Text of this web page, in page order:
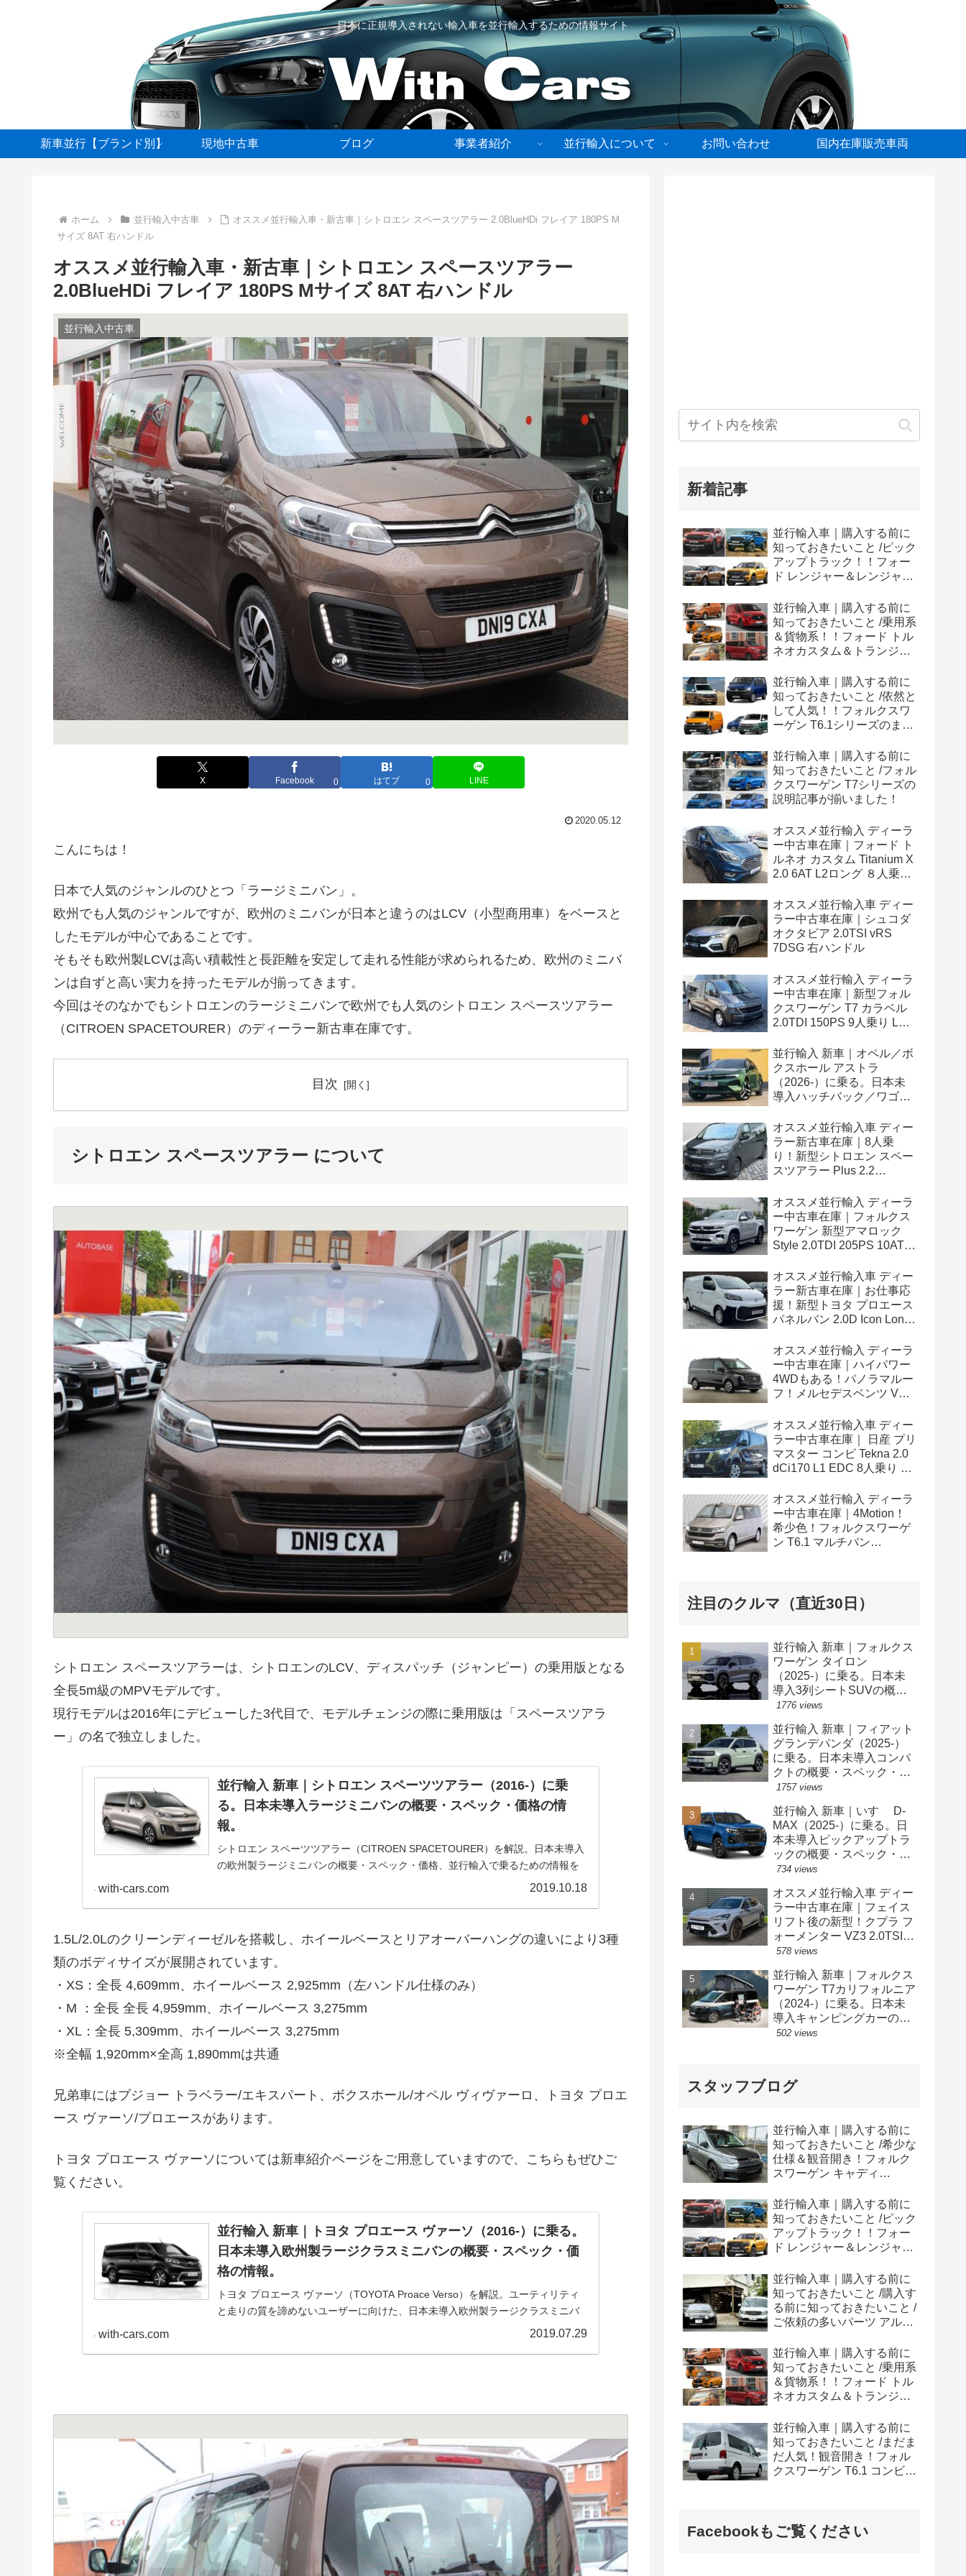
日本に正規導入されない輸入車を並行輸入するための情報サイト
新車並行【ブランド別】 現地中古車 ブログ 事業者紹介 並行輸入について お問い合わせ 国内在庫販売車両
ホーム 並行輸入中古車
オススメ並行輸入車・新古車｜シトロエン スペースツアラー 2.0BlueHDi フレイア 180PS M
サイズ 8AT 右ハンドル
オススメ並行輸入車・新古車｜シトロエン スペースツアラー
2.0BlueHDi フレイア 180PS Mサイズ 8AT 右ハンドル
並行輸入中古車
X Facebook 0 はてブ 0 LINE
2020.05.12
こんにちは！
日本で人気のジャンルのひとつ「ラージミニバン」。
欧州でも人気のジャンルですが、欧州のミニバンが日本と違うのはLCV（小型商用車）をベースと
したモデルが中心であることです。
そもそも欧州製LCVは高い積載性と長距離を安定して走れる性能が求められるため、欧州のミニバ
ンは自ずと高い実力を持ったモデルが揃ってきます。
今回はそのなかでもシトロエンのラージミニバンで欧州でも人気のシトロエン スペースツアラー
（CITROEN SPACETOURER）のディーラー新古車在庫です。
目次
シトロエン スペースツアラー について
シトロエン スペースツアラーは、シトロエンのLCV、ディスパッチ（ジャンピー）の乗用版となる
全長5m級のMPVモデルです。
現行モデルは2016年にデビューした3代目で、モデルチェンジの際に乗用版は「スペースツアラ
ー」の名で独立しました。
並行輸入 新車｜シトロエン スペーツツアラー（2016-）に乗
る。日本未導入ラージミニバンの概要・スペック・価格の情
報。
シトロエン スペーツツアラー（CITROEN SPACETOURER）を解説。日本未導入
の欧州製ラージミニバンの概要・スペック・価格、並行輸入で乗るための情報を
with-cars.com 2019.10.18
1.5L/2.0Lのクリーンディーゼルを搭載し、ホイールベースとリアオーバーハングの違いにより3種
類のボディサイズが展開されています。
・XS：全長 4,609mm、ホイールベース 2,925mm（左ハンドル仕様のみ）
・M ：全長 全長 4,959mm、ホイールベース 3,275mm
・XL：全長 5,309mm、ホイールベース 3,275mm
※全幅 1,920mm×全高 1,890mmは共通
兄弟車にはプジョー トラベラー/エキスパート、ボクスホール/オペル ヴィヴァーロ、トヨタ プロエ
ース ヴァーソ/プロエースがあります。
トヨタ プロエース ヴァーソについては新車紹介ページをご用意していますので、こちらもぜひご
覧ください。
並行輸入 新車｜トヨタ プロエース ヴァーソ（2016-）に乗る。
日本未導入欧州製ラージクラスミニバンの概要・スペック・価
格の情報。
トヨタ プロエース ヴァーソ（TOYOTA Proace Verso）を解説。ユーティリティ
と走りの質を諦めないユーザーに向けた、日本未導入欧州製ラージクラスミニバ
with-cars.com 2019.07.29
新着記事
並行輸入車｜購入する前に
知っておきたいこと /ピック
アップトラック！！フォー
ド レンジャー＆レンジャー
め！
並行輸入車｜購入する前に
知っておきたいこと /乗用系
＆貨物系！！フォード トル
ネオカスタム＆トランジッ
め！
並行輸入車｜購入する前に
知っておきたいこと /依然と
して人気！！フォルクスワ
ーゲン T6.1シリーズのまと
並行輸入車｜購入する前に
知っておきたいこと /フォル
クスワーゲン T7シリーズの
説明記事が揃いました！
オススメ並行輸入 ディーラ
ー中古車在庫｜フォード ト
ルネオ カスタム Titanium X
2.0 6AT L2ロング ８人乗り
オススメ並行輸入車 ディー
ラー中古車在庫｜シュコダ
オクタビア 2.0TSI vRS
7DSG 右ハンドル
オススメ並行輸入 ディーラ
ー中古車在庫｜新型フォル
クスワーゲン T7 カラベル
2.0TDI 150PS 9人乗り LWB
並行輸入 新車｜オペル／ボ
クスホール アストラ
（2026-）に乗る。日本未
導入ハッチバック／ワゴン
情報。
オススメ並行輸入車 ディー
ラー新古車在庫｜8人乗
り！新型シトロエン スペー
スツアラー Plus 2.2
ドル
オススメ並行輸入 ディーラ
ー中古車在庫｜フォルクス
ワーゲン 新型アマロック
Style 2.0TDI 205PS 10AT
オススメ並行輸入車 ディー
ラー新古車在庫｜お仕事応
援！新型トヨタ プロエース
パネルバン 2.0D Icon Long
オススメ並行輸入 ディーラ
ー中古車在庫｜ハイパワー
4WDもある！パノラマルー
フ！メルセデスベンツ Vク
ロング 4Matic 9G-Tronic 左
ハンドル
オススメ並行輸入車 ディー
ラー中古車在庫｜ 日産 プリ
マスター コンビ Tekna 2.0
dCi170 L1 EDC 8人乗り 左
オススメ並行輸入 ディーラ
ー中古車在庫｜4Motion！
希少色！フォルクスワーゲ
ン T6.1 マルチバン
注目のクルマ（直近30日）
並行輸入 新車｜フォルクス
ワーゲン タイロン
（2025-）に乗る。日本未
導入3列シートSUVの概
要・スペック・価格の情
1776 views
並行輸入 新車｜フィアット
グランデパンダ（2025-）
に乗る。日本未導入コンパ
クトの概要・スペック・価
格の情報。
1757 views
並行輸入 新車｜いすゞ D-
MAX（2025-）に乗る。日
本未導入ピックアップトラ
ックの概要・スペック・価
格の情報。
734 views
オススメ並行輸入車 ディー
ラー中古車在庫｜フェイス
リフト後の新型！クプラ フ
ォーメンター VZ3 2.0TSI
333PS 4Drive 7DSG 右ハン
578 views
並行輸入 新車｜フォルクス
ワーゲン T7カリフォルニア
（2024-）に乗る。日本未
導入キャンピングカーの概
要・スペック・価格の情
502 views
スタッフブログ
並行輸入車｜購入する前に
知っておきたいこと /希少な
仕様＆観音開き！フォルク
スワーゲン キャディ
並行輸入車｜購入する前に
知っておきたいこと /ピック
アップトラック！！フォー
ド レンジャー＆レンジャー
め！
並行輸入車｜購入する前に
知っておきたいこと /購入す
る前に知っておきたいこと /
ご依頼の多いパーツ アルピ
やカスタム・チューニング
パーツも何とかなる！②
並行輸入車｜購入する前に
知っておきたいこと /乗用系
＆貨物系！！フォード トル
ネオカスタム＆トランジッ
め！
並行輸入車｜購入する前に
知っておきたいこと /まだま
だ人気！観音開き！フォル
クスワーゲン T6.1 コンビ横
Facebookもご覧ください